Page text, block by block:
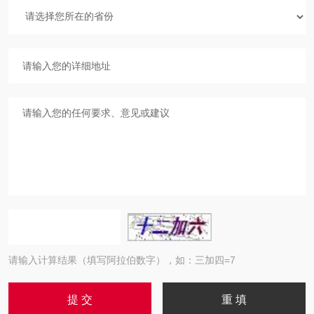
请输入计算结果（填写阿拉伯数字），如：三加四=7